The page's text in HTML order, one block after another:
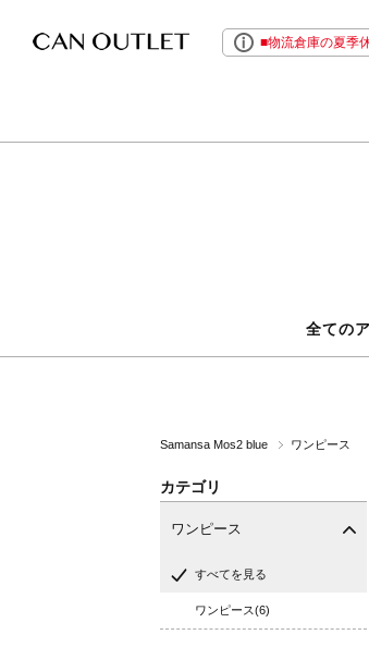
■物流倉庫の夏季
全ての
Samansa Mos2 blue ワンピース
カテゴリ
ワンピース
すべてを見る
ワンピース(6)